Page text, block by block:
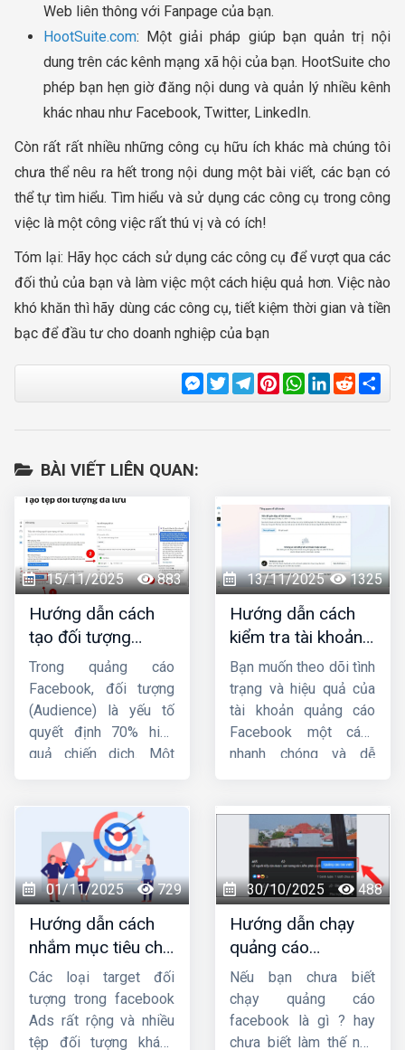
Web liên thông với Fanpage của bạn.
HootSuite.com: Một giải pháp giúp bạn quản trị nội
dung trên các kênh mạng xã hội của bạn. HootSuite cho
phép bạn hẹn giờ đăng nội dung và quản lý nhiều kênh
khác nhau như Facebook, Twitter, LinkedIn.
Còn rất rất nhiều những công cụ hữu ích khác mà chúng tôi
chưa thể nêu ra hết trong nội dung một bài viết, các bạn có
thể tự tìm hiểu. Tìm hiểu và sử dụng các công cụ trong công
việc là một công việc rất thú vị và có ích!
Tóm lại: Hãy học cách sử dụng các công cụ để vượt qua các
đối thủ của bạn và làm việc một cách hiệu quả hơn. Việc nào
khó khăn thì hãy dùng các công cụ, tiết kiệm thời gian và tiền
bạc để đầu tư cho doanh nghiệp của bạn
Messenger
TwitterTelegram
Pinterest
WhatsApp
LinkedIn
Reddit
BÀI VIẾT LIÊN QUAN:
15/11/2025 883
Hướng dẫn cách
tạo đối tượng
quảng cáo trên
Facebook từ A-Z
Trong quảng cáo
Facebook, đối tượng
(Audience) là yếu tố
quyết định 70% hiệu
quả chiến dịch. Một
nhắm sai tệp người
dùng thì tỷ lệ chuyển
đổi vẫn thấp. Vì vậy,
việc nắm vữngcách
tạo đối tượng quảng
cáo trên Facebook
kỹ năng bắt buộc đối
với bất kỳ nhà quảng
cáo nào, dù bạn là
người mới hay đã chạy
Ads lâu năm.
13/11/2025 1325
Hướng dẫn cách
kiểm tra tài khoản
quảng cáo
facebook đơn giản,
nhanh chóng
Bạn muốn theo dõi tình
trạng và hiệu quả của
tài khoản quảng cáo
Facebook một cách
nhanh chóng và dễ
dẫn bạncách kiểm
tra tài khoản quảng
cáo Facebookđơn
giản và hiệu quả, giúp
bạn nắm bắt mọi thông
tin cần thiết để tối ưu
hóa chiến dịch.
01/11/2025 729
Hướng dẫn cách
nhắm mục tiêu chi
tiết trong quảng
cáo facebook
Các loại target đối
tượng trong facebook
Ads rất rộng và nhiều
tệp đối tượng khách
30/10/2025 488
Hướng dẫn chạy
quảng cáo
facebook từ a đến
z từ chuyên gia
Nếu bạn chưa biết
chạy quảng cáo
facebook là gì ? hay
chưa biết làm thế nào